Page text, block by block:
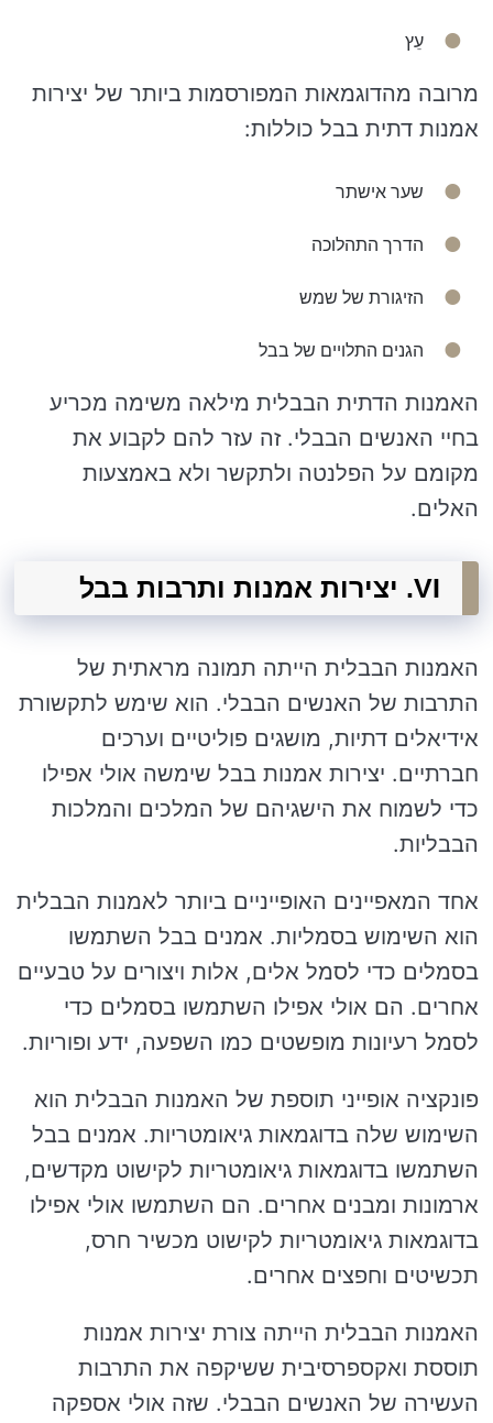
עֵץ
מרובה מהדוגמאות המפורסמות ביותר של יצירות
אמנות דתית בבל כוללות:
שער אישתר
הדרך התהלוכה
הזיגורת של שמש
הגנים התלויים של בבל
האמנות הדתית הבבלית מילאה משימה מכריע
בחיי האנשים הבבלי. זה עזר להם לקבוע את
מקומם על הפלנטה ולתקשר ולא באמצעות
האלים.
VI. יצירות אמנות ותרבות בבל
האמנות הבבלית הייתה תמונה מראתית של
התרבות של האנשים הבבלי. הוא שימש לתקשורת
אידיאלים דתיות, מושגים פוליטיים וערכים
חברתיים. יצירות אמנות בבל שימשה אולי אפילו
כדי לשמוח את הישגיהם של המלכים והמלכות
הבבליות.
אחד המאפיינים האופייניים ביותר לאמנות הבבלית
הוא השימוש בסמליות. אמנים בבל השתמשו
בסמלים כדי לסמל אלים, אלות ויצורים על טבעיים
אחרים. הם אולי אפילו השתמשו בסמלים כדי
לסמל רעיונות מופשטים כמו השפעה, ידע ופוריות.
פונקציה אופייני תוספת של האמנות הבבלית הוא
השימוש שלה בדוגמאות גיאומטריות. אמנים בבל
השתמשו בדוגמאות גיאומטריות לקישוט מקדשים,
ארמונות ומבנים אחרים. הם השתמשו אולי אפילו
בדוגמאות גיאומטריות לקישוט מכשיר חרס,
תכשיטים וחפצים אחרים.
האמנות הבבלית הייתה צורת יצירות אמנות
תוססת ואקספרסיבית ששיקפה את התרבות
העשירה של האנשים הבבלי. שזה אולי אספקה